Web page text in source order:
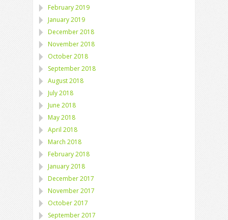
February 2019
January 2019
December 2018
November 2018
October 2018
September 2018
August 2018
July 2018
June 2018
May 2018
April 2018
March 2018
February 2018
January 2018
December 2017
November 2017
October 2017
September 2017